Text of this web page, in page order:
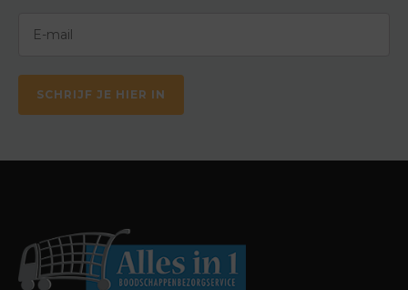
SCHRIJF JE HIER IN